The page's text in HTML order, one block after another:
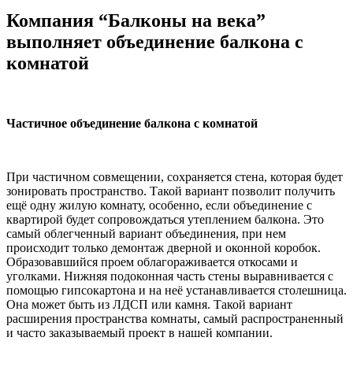
Компания “Балконы на века”
выполняет объединение балкона с
комнатой
Частичное объединение балкона с комнатой
При частичном совмещении, сохраняется стена, которая будет
зонировать пространство. Такой вариант позволит получить
ещё одну жилую комнату, особенно, если объединение с
квартирой будет сопровождаться утеплением балкона. Это
самый облегченный вариант объединения, при нем
происходит только демонтаж дверной и оконной коробок.
Образовавшийся проем облагораживается откосами и
уголками. Нижняя подоконная часть стены выравнивается с
помощью гипсокартона и на неё устанавливается столешница.
Она может быть из ЛДСП или камня. Такой вариант
расширения пространства комнаты, самый распространенный
и часто заказываемый проект в нашей компании.